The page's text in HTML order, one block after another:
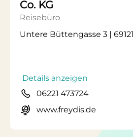
Co. KG
Reisebüro
Untere Büttengasse 3 |
Details anzeigen
06221 473724
www.freydis.de